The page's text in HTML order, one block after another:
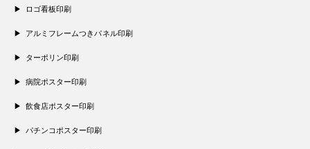
ロゴ看板印刷
アルミフレームつきパネル印刷
ターポリン印刷
病院ポスター印刷
飲食店ポスター印刷
パチンコポスター印刷